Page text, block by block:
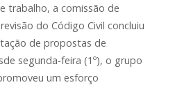
trabalho, a comissão de
do Código Civil concluiu
de propostas de
segunda-feira (1º), o grupo
um esforço